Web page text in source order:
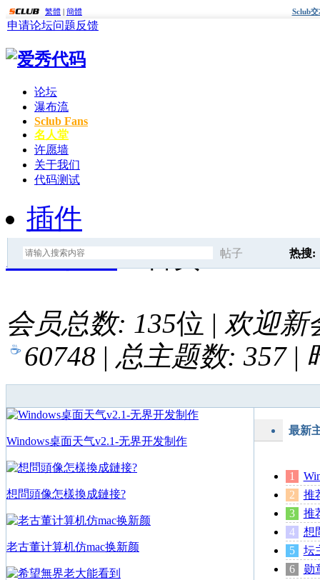
繁體 | 簡體 Sclub
申请论坛问题反馈
论坛
瀑布流
Sclub Fans
名人堂
许愿墙
关于我们
代码测试
插件
帖子
索
热搜:
爱秀代码
会员总数: 135位 | 欢迎新
60748 | 总主题数: 357 |
Windows桌面天气v2.1-无界开发制作
想問頭像怎樣換成鏈接?
老古董计算机仿mac换新颜
最新
推
推
想
坛
勋